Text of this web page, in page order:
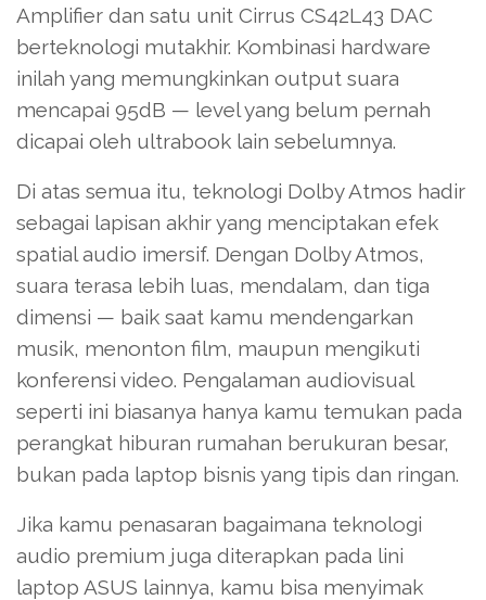
Amplifier dan satu unit Cirrus CS42L43 DAC
berteknologi mutakhir. Kombinasi hardware
inilah yang memungkinkan output suara
mencapai 95dB — level yang belum pernah
dicapai oleh ultrabook lain sebelumnya.
Di atas semua itu, teknologi Dolby Atmos hadir
sebagai lapisan akhir yang menciptakan efek
spatial audio imersif. Dengan Dolby Atmos,
suara terasa lebih luas, mendalam, dan tiga
dimensi — baik saat kamu mendengarkan
musik, menonton film, maupun mengikuti
konferensi video. Pengalaman audiovisual
seperti ini biasanya hanya kamu temukan pada
perangkat hiburan rumahan berukuran besar,
bukan pada laptop bisnis yang tipis dan ringan.
Jika kamu penasaran bagaimana teknologi
audio premium juga diterapkan pada lini
laptop ASUS lainnya, kamu bisa menyimak